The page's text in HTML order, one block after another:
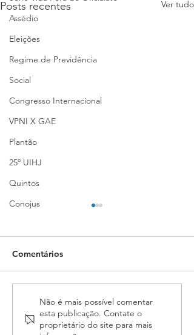
Assédio
Eleições
Regime de Previdência
Social
Congresso Internacional
VPNI X GAE
Plantão
25º UIHJ
Quintos
Conojus
Posts recentes Ver tudo
Assembleia da ASSOJAF-
GO aprova contas da
entidade e elege
Comentários
Não é mais possível comentar
esta publicação. Contate o
proprietário do site para mais